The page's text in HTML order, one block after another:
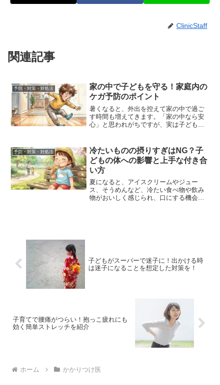
ClinicStaff
関連記事
予防・対策・対処法
家の中で子どもを守る！家庭内の
ケガ予防のポイント
暑くなると、外出を控えて家の中で過ご
す時間も増えてきます。「家の中なら安
心」と思われがちですが、実は子どもの
策で、大きな事故を防ぐことができま
す。そこで今回は、ご家庭で...
予防・対策・対処法
冷たいものの摂りすぎはNG？子
どもの体への影響と上手な付き合
い方
夏になると、アイスクリームやジュー
ス、そうめんなど、冷たい食べ物や飲み
物がおいしく感じられ、口にする機会も
子どもがスーパーで迷子に！出かける時
は迷子になることを想定した対策を！
子育てで腰痛がつらい！抱っこ疲れにも
効く簡単ストレッチを紹介
ホーム かかりつけ医